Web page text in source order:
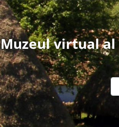
Muzeul virtual